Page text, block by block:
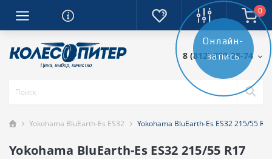
0
8 (812) 389-28-74
Yokohama BluEarth-Es ES32 Yokohama BluEarth-Es ES32 215/55
Yokohama BluEarth-Es ES32 215/55 R17
Онлайн-
запись